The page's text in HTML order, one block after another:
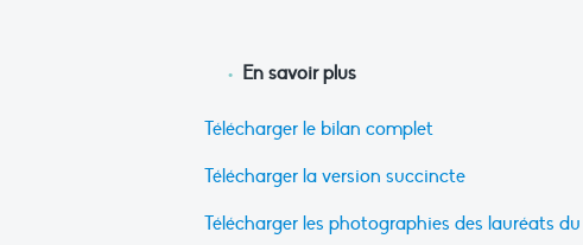
En savoir plus
Télécharger le bilan complet
Télécharger la version succincte
Télécharger les photographies des lauréats